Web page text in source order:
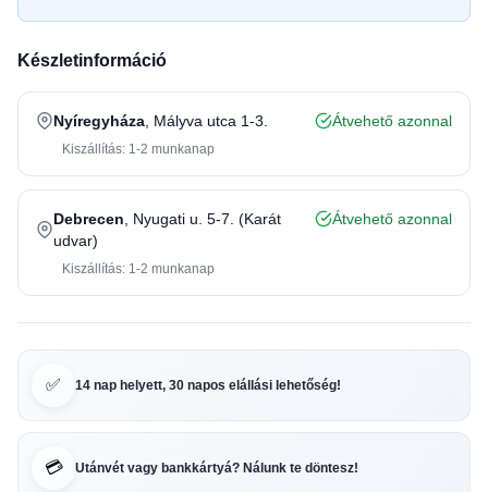
Készletinformáció
Nyíregyháza , Mályva utca 1-3. Átvehető azonnal
Kiszállítás: 1-2 munkanap
Debrecen , Nyugati u. 5-7. (Karát
udvar)
Átvehető azonnal
Kiszállítás: 1-2 munkanap
✅ 14 nap helyett, 30 napos elállási lehetőség!
💳 Utánvét vagy bankkártyá? Nálunk te döntesz!